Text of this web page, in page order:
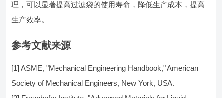
理，可以显著提高过滤袋的使用寿命，降低生产成本，提高
生产效率。
参考文献来源
[1] ASME, "Mechanical Engineering Handbook," American
Society of Mechanical Engineers, New York, USA.